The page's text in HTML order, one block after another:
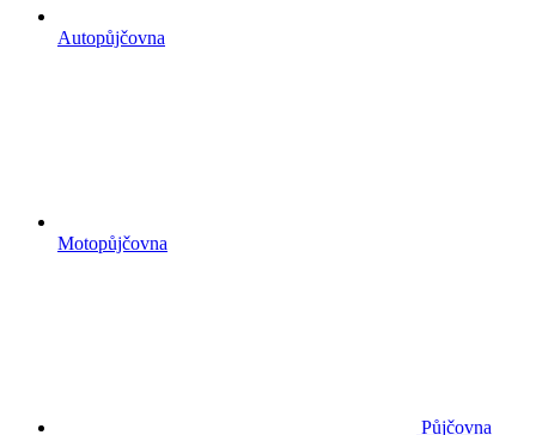
Autopůjčovna
Motopůjčovna
Půjčovna